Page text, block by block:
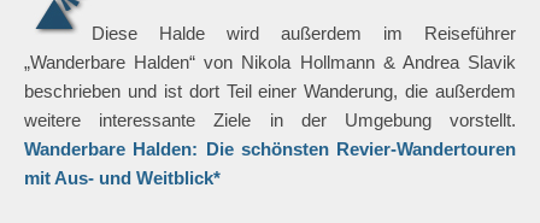
Diese Halde wird außerdem im Reiseführer
„Wanderbare Halden“ von Nikola Hollmann & Andrea Slavik
beschrieben und ist dort Teil einer Wanderung, die außerdem
weitere interessante Ziele in der Umgebung vorstellt.
Wanderbare Halden: Die schönsten Revier-Wandertouren
mit Aus- und Weitblick*